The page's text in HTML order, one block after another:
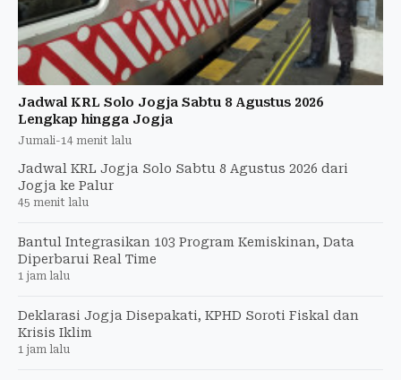
Jadwal KRL Solo Jogja Sabtu 8 Agustus 2026
Lengkap hingga Jogja
Jumali-14 menit lalu
Jadwal KRL Jogja Solo Sabtu 8 Agustus 2026 dari
Jogja ke Palur
45 menit lalu
Bantul Integrasikan 103 Program Kemiskinan, Data
Diperbarui Real Time
1 jam lalu
Deklarasi Jogja Disepakati, KPHD Soroti Fiskal dan
Krisis Iklim
1 jam lalu